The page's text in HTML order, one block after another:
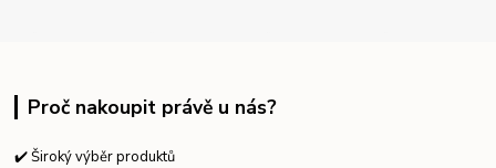
Proč nakoupit právě u nás?
✔️ Široký výběr produktů